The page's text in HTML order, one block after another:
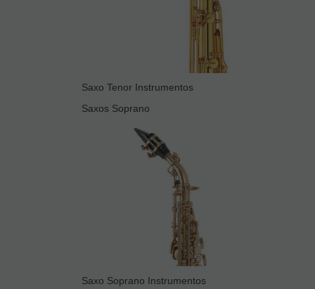
Saxo Tenor Instrumentos
Saxos Soprano
Saxo Soprano Instrumentos